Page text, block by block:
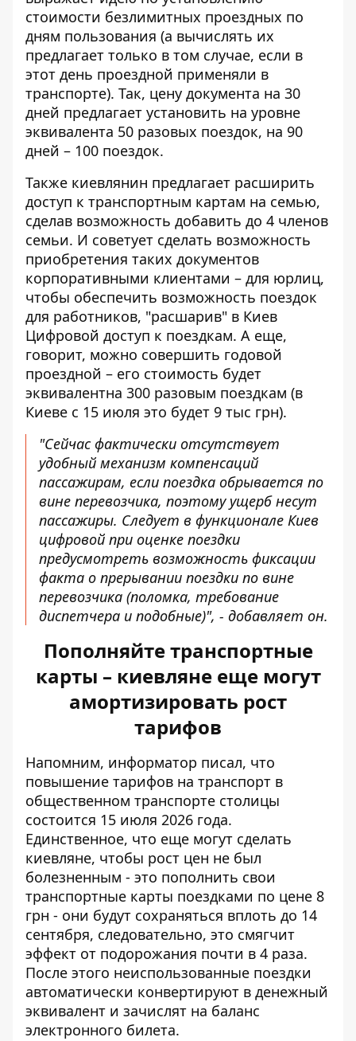
стоимости безлимитных проездных по
дням пользования (а вычислять их
предлагает только в том случае, если в
этот день проездной применяли в
транспорте). Так, цену документа на 30
дней предлагает установить на уровне
эквивалента 50 разовых поездок, на 90
дней – 100 поездок.
Также киевлянин предлагает расширить
доступ к транспортным картам на семью,
сделав возможность добавить до 4 членов
семьи. И советует сделать возможность
приобретения таких документов
корпоративными клиентами – для юрлиц,
чтобы обеспечить возможность поездок
для работников, "расшарив" в Киев
Цифровой доступ к поездкам. А еще,
говорит, можно совершить годовой
проездной – его стоимость будет
эквивалентна 300 разовым поездкам (в
Киеве с 15 июля это будет 9 тыс грн).
"Сейчас фактически отсутствует
удобный механизм компенсаций
пассажирам, если поездка обрывается по
вине перевозчика, поэтому ущерб несут
пассажиры. Следует в функционале Киев
цифровой при оценке поездки
предусмотреть возможность фиксации
факта о прерывании поездки по вине
перевозчика (поломка, требование
диспетчера и подобные)", - добавляет он.
Пополняйте транспортные
карты – киевляне еще могут
амортизировать рост
тарифов
Напомним, информатор писал, что
повышение тарифов на транспорт в
общественном транспорте столицы
состоится 15 июля 2026 года.
Единственное, что еще могут сделать
киевляне, чтобы рост цен не был
болезненным - это пополнить свои
транспортные карты поездками по цене 8
грн - они будут сохраняться вплоть до 14
сентября, следовательно, это смягчит
эффект от подорожания почти в 4 раза.
После этого неиспользованные поездки
автоматически конвертируют в денежный
эквивалент и зачислят на баланс
электронного билета.